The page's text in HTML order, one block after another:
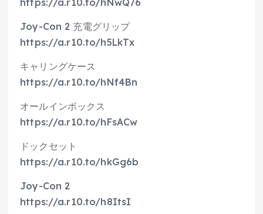
Joy-Con 2 充電グリップ
https://a.r10.to/h5LkTx
キャリングケース
https://a.r10.to/hNf4Bn
オールインボックス
https://a.r10.to/hFsACw
ドックセット
https://a.r10.to/hkGg6b
Joy-Con 2
https://a.r10.to/h8ItsI